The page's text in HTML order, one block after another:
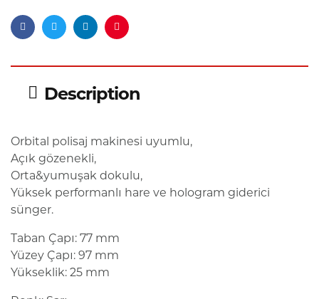
FacebookTwitterLinkedinPinterest
Description
Orbital polisaj makinesi uyumlu,
Açık gözenekli,
Orta&yumuşak dokulu,
Yüksek performanlı hare ve hologram giderici
sünger.
Taban Çapı: 77 mm
Yüzey Çapı: 97 mm
Yükseklik: 25 mm